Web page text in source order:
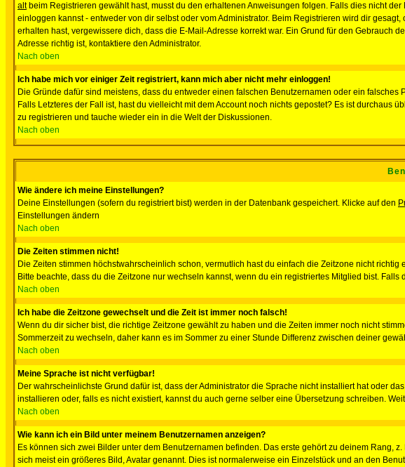
altbeim Registrieren gewählt hast, musst du den erhaltenen Anweisungen folgen. Falls dies nicht
einloggen kannst - entweder von dir selbst oder vom Administrator. Beim Registrieren wird dir
erhalten hast, vergewissere dich, dass die E-Mail-Adresse korrekt war. Ein Grund für den Gebrauch
Adresse richtig ist, kontaktiere den Administrator.
Nach oben
Ich habe mich vor einiger Zeit registriert, kann mich aber nicht mehr einloggen!
Die Gründe dafür sind meistens, dass du entweder einen falschen Benutzernamen oder ein
Falls Letzteres der Fall ist, hast du vielleicht mit dem Account noch nichts gepostet? Es ist
zu registrieren und tauche wieder ein in die Welt der Diskussionen.
Nach oben
Wie ändere ich meine Einstellungen?
Deine Einstellungen (sofern du registriert bist) werden in der Datenbank gespeichert. Klicke auf den
Einstellungen ändern
Nach oben
Die Zeiten stimmen nicht!
Die Zeiten stimmen höchstwahrscheinlich schon, vermutlich hast du einfach die Zeitzone nicht
Bitte beachte, dass du die Zeitzone nur wechseln kannst, wenn du ein registriertes Mitglied bist.
Nach oben
Ich habe die Zeitzone gewechselt und die Zeit ist immer noch falsch!
Wenn du dir sicher bist, die richtige Zeitzone gewählt zu haben und die Zeiten immer noch nicht
Sommerzeit zu wechseln, daher kann es im Sommer zu einer Stunde Differenz zwischen deiner
Nach oben
Meine Sprache ist nicht verfügbar!
Der wahrscheinlichste Grund dafür ist, dass der Administrator die Sprache nicht installiert hat oder
installieren oder, falls es nicht existiert, kannst du auch gerne selber eine Übersetzung schreiben.
Nach oben
Wie kann ich ein Bild unter meinem Benutzernamen anzeigen?
Es können sich zwei Bilder unter dem Benutzernamen befinden. Das erste gehört zu deinem Rang,
sich meist ein größeres Bild, Avatar genannt. Dies ist normalerweise ein Einzelstück und an den